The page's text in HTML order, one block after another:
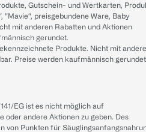
Gutschein- und Wertkarten,
“Mavie“, preisgebundene Ware, Baby
mit anderen Rabatten und Aktionen
gerundet.
Produkte. Nicht mit
Preise werden kaufmännisch
EG ist es nicht möglich auf
oder andere Aktionen zu geben. Des
von Punkten für